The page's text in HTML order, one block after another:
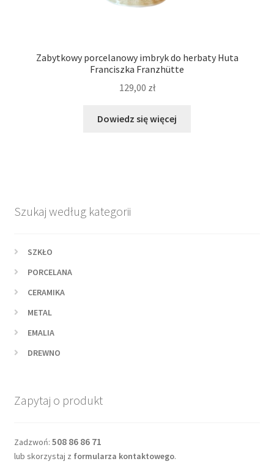
Zabytkowy porcelanowy imbryk do herbaty Huta
Franciszka Franzhütte
129,00 zł
Dowiedz się więcej
Szukaj według kategorii
SZKŁO
PORCELANA
CERAMIKA
METAL
EMALIA
DREWNO
Zapytaj o produkt
Zadzwoń: 508 86 86 71
lub skorzystaj z formularza kontaktowego.